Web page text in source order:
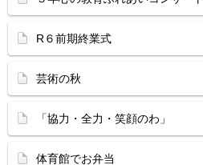
R６前期終業式
芸術の秋
「協力・全力・笑顔のわ」
体育館でお弁当